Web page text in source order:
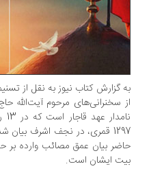
گزارش کتاب نیوز به نقل از تسنیم،
سخنرانی‌های مرحوم آیت‌الله حاج
نامدار عهد
1297 قمری، در نجف اشرف بیان شده
بیان عمق مصائب وارده بر حضرت
ایشان است.